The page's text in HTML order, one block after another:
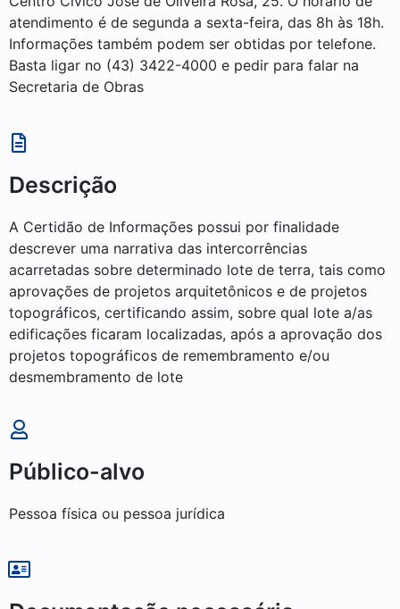
atendimento é de segunda a sexta-feira, das 8h às 18h.
Informações também podem ser obtidas por telefone.
Basta ligar no (43) 3422-4000 e pedir para falar na
Secretaria de Obras
Descrição
A Certidão de Informações possui por finalidade
descrever uma narrativa das intercorrências
acarretadas sobre determinado lote de terra, tais como
aprovações de projetos arquitetônicos e de projetos
topográficos, certificando assim, sobre qual lote a/as
edificações ficaram localizadas, após a aprovação dos
projetos topográficos de remembramento e/ou
desmembramento de lote
Público-alvo
Pessoa física ou pessoa jurídica